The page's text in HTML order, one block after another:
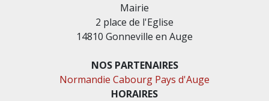
Mairie
2 place de l'Eglise
14810 Gonneville en Auge
NOS PARTENAIRES
Normandie Cabourg Pays d'Auge
HORAIRES